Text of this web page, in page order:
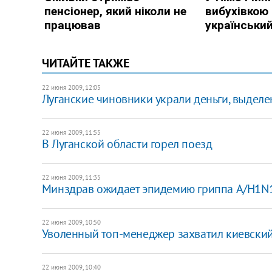
ЧИТАЙТЕ ТАКЖЕ
22 июня 2009, 12:05
Луганские чиновники украли деньги,
22 июня 2009, 11:55
В Луганской области горел поезд
22 июня 2009, 11:35
Минздрав ожидает эпидемию гриппа A/
22 июня 2009, 10:50
Уволенный топ-менеджер захватил
22 июня 2009, 10:40